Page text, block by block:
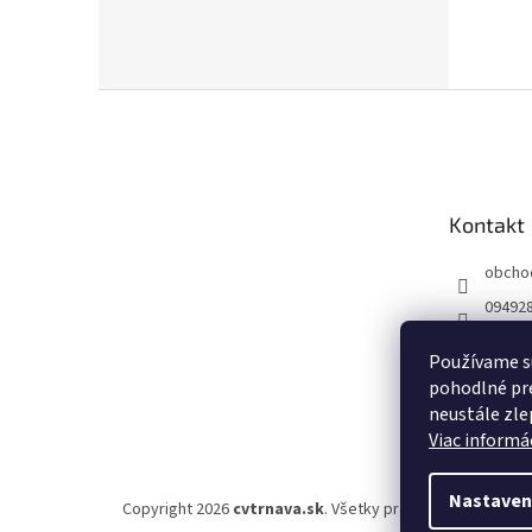
Používame
pohodlné
neustále
Viac
Kontakt
Copyright 2026 cvtrnava.sk. Všetky práva vyhradené.